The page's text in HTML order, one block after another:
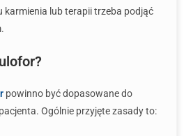
karmienia lub terapii trzeba podjąć
powinno być dopasowane do
Ogólnie przyjęte zasady to: